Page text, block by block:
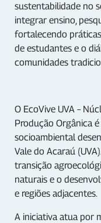
sustentabilidade no
integrar ensino,
fortalecendo
de estudantes e o
comunidades
O EcoVive UVA –
Produção Orgânica
socioambiental
Vale do Acaraú
transição
naturais e o
e regiões adjacentes.
A iniciativa atua por